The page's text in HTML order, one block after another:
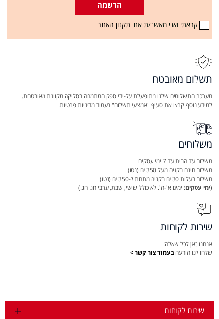
הרשמה
קראתי ואני מאשר/ת את תקנון האתר
תשלום מאובטח
מערכת התשלומים שלנו מתופעלת על-ידי ספק המתמחה בסליקה מקוונת מאובטחת.
למידע נוסף קראו את סעיף "אמצעי תשלום" בעמוד מדיניות פרטיות.
משלוחים
משלוח עד הבית עד 7 ימי עסקים
משלוח חינם בקניה מעל 350 ₪ (נטו)
משלוח בעלות 30 ₪ בקניה מתחת ל-350 ₪ (נטו)
(ימי עסקים: ימים א'-ה'. לא כולל שישי, שבת, ערבי חג וחג.)
שירות לקוחות
אנחנו כאן לכל שאלה!
שלחו לנו הודעה בעמוד צור קשר >
שירות לקוחות